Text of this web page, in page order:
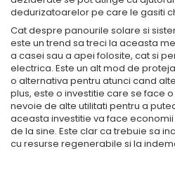
dedurizatoarelor pe care le gasiti
Cat despre panourile solare si
este un trend sa treci la aceasta
a casei sau a apei folosite, cat si
electrica. Este un alt mod de
o alternativa pentru atunci cand
plus, este o investitie care se face
nevoie de alte utilitati pentru a
aceasta investitie va face
de la sine. Este clar ca trebuie sa
cu resurse regenerabile si la